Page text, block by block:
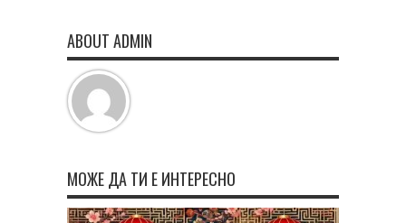
ABOUT ADMIN
МОЖЕ ДА ТИ Е ИНТЕРЕСНО